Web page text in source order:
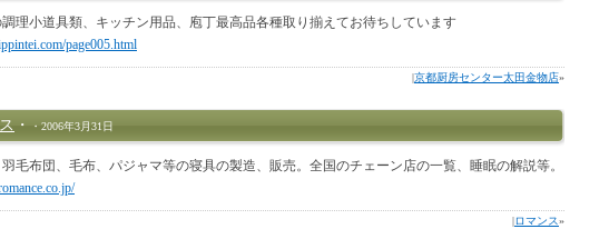
理小道具類、キッチン用品、庖丁最高品各種取り揃えてお待ちしています
page005.html
|京都厨房センター太田金物店»
・ ・2006年3月31日
毛布団、毛布、パジャマ等の寝具の製造、販売。全国のチェーン店の一覧、睡眠の解説等。
|ロマンス»